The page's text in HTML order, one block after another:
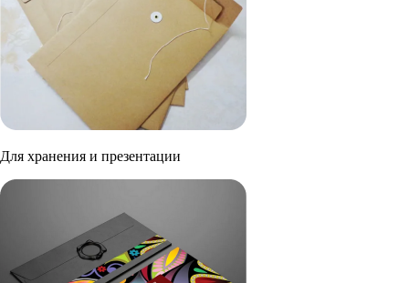
Для хранения и презентации